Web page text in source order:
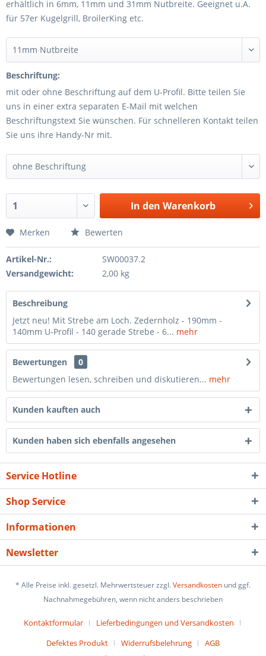
erhältlich in 6mm, 11mm und 31mm Nutbreite. Geeignet u.A.
für 57er Kugelgrill, BroilerKing etc.
Beschriftung:
mit oder ohne Beschriftung auf dem U-Profil. Bitte teilen Sie
uns in einer extra separaten E-Mail mit welchen
Beschriftungstext Sie wünschen. Für schnelleren Kontakt teilen
Sie uns ihre Handy-Nr mit.
In den Warenkorb
Merken Bewerten
Artikel-Nr.:
SW00037.2
Versandgewicht:
2,00 kg
Beschreibung
Jetzt neu! Mit Strebe am Loch. Zedernholz - 190mm -
140mm U-Profil - 140 gerade Strebe - 6... mehr
Bewertungen
0
Bewertungen lesen, schreiben und diskutieren... mehr
Kunden kauften auch
Kunden haben sich ebenfalls angesehen
Service Hotline
Shop Service
Informationen
Newsletter
* Alle Preise inkl. gesetzl. Mehrwertsteuer zzgl.Versandkosten und ggf.
Nachnahmegebühren, wenn nicht anders beschrieben
Kontaktformular
Lieferbedingungen und Versandkosten
Defektes Produkt
Widerrufsbelehrung
AGB